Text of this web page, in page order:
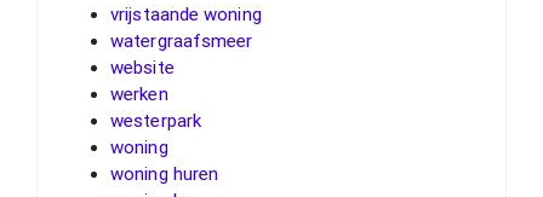
vrijstaande woning
watergraafsmeer
website
werken
westerpark
woning
woning huren